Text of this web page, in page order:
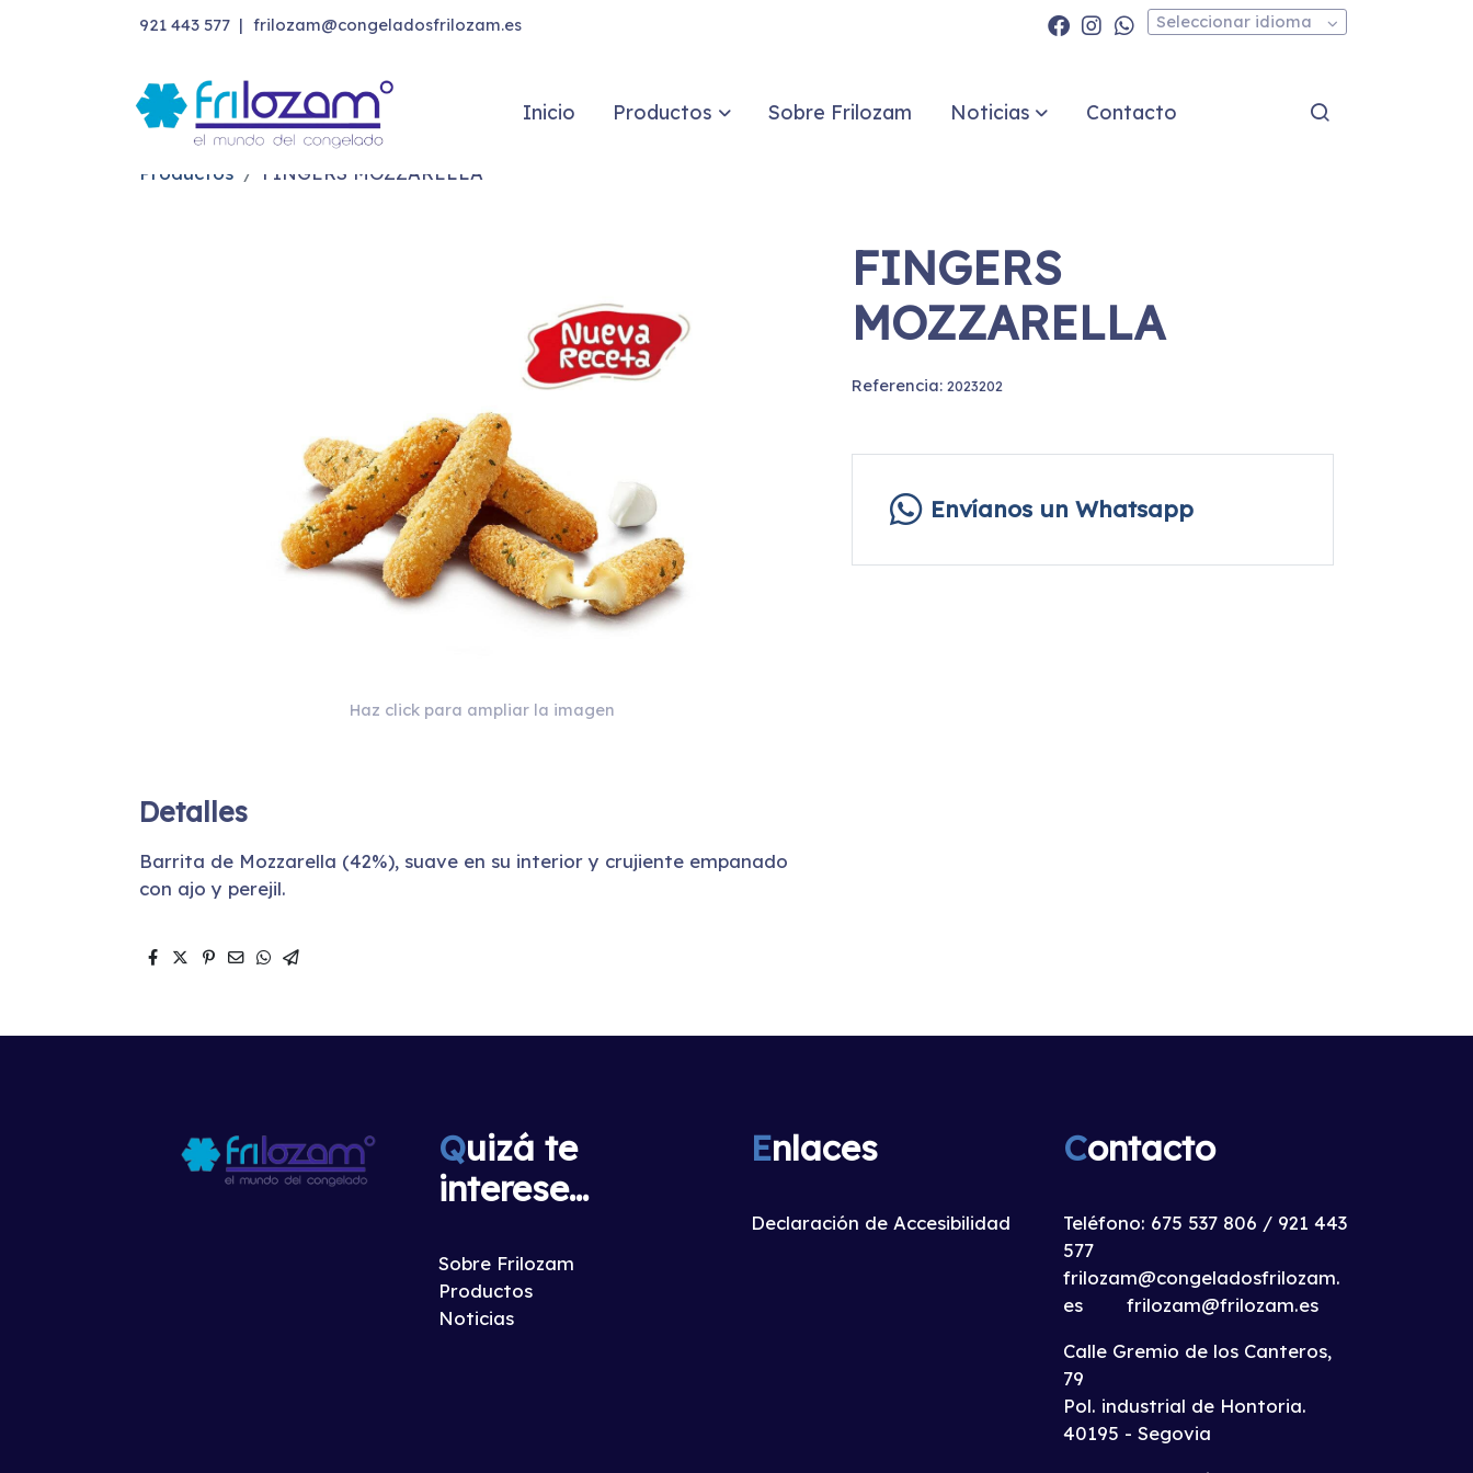
921 443 577 | frilozam@congeladosfrilozam.es Seleccionar idioma
Inicio Productos Sobre Frilozam Noticias Contacto
Productos FINGERS MOZZARELLA
Haz click para ampliar la imagen
Detalles
Barrita de Mozzarella (42%), suave en su interior y crujiente empanado
con ajo y perejil.
FINGERS
MOZZARELLA
Referencia:2023202
Envíanos un Whatsapp
Quizá te
interese...
Sobre Frilozam
Productos
Noticias
Enlaces
Declaración de Accesibilidad
Contacto
Teléfono: 675 537 806 / 921 443
577
frilozam@congeladosfrilozam.
esfrilozam@frilozam.es
Calle Gremio de los Canteros,
79
Pol. industrial de Hontoria.
40195 - Segovia